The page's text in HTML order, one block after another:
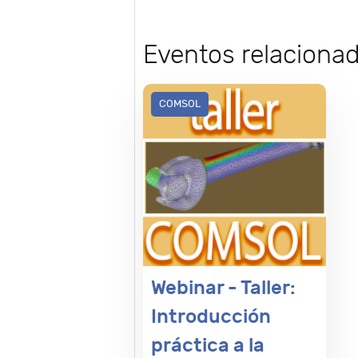
Eventos
COMSOL
Webinar - Taller:
Introducción
práctica a la